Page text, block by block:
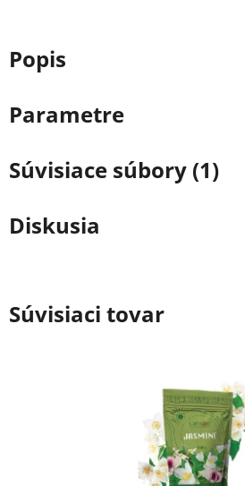
Popis
Parametre
Súvisiace súbory (1)
Diskusia
Súvisiaci tovar